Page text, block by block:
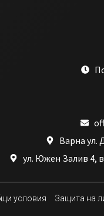
Варна ул.
ул. Южен Залив 4,
условия Защита на